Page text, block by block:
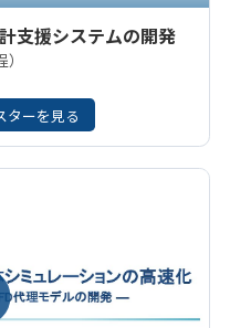
支援システムの開発
ターを見る